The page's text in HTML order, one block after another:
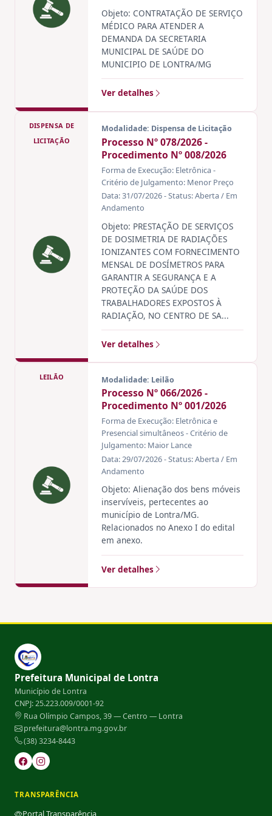
Objeto: CONTRATAÇÃO DE SERVIÇO
MÉDICO PARA ATENDER A
DEMANDA DA SECRETARIA
MUNICIPAL DE SAÚDE DO
MUNICIPIO DE LONTRA/MG
Ver detalhes
DISPENSA DE
LICITAÇÃO
Modalidade: Dispensa de Licitação
Processo Nº 078/2026 -
Procedimento Nº 008/2026
Forma de Execução: Eletrônica -
Critério de Julgamento: Menor Preço
Data: 31/07/2026 - Status: Aberta / Em
Andamento
Objeto: PRESTAÇÃO DE SERVIÇOS
DE DOSIMETRIA DE RADIAÇÕES
IONIZANTES COM FORNECIMENTO
MENSAL DE DOSÍMETROS PARA
GARANTIR A SEGURANÇA E A
PROTEÇÃO DA SAÚDE DOS
TRABALHADORES EXPOSTOS À
RADIAÇÃO, NO CENTRO DE SA...
Ver detalhes
LEILÃO Modalidade: Leilão
Processo Nº 066/2026 -
Procedimento Nº 001/2026
Forma de Execução: Eletrônica e
Presencial simultâneos - Critério de
Julgamento: Maior Lance
Data: 29/07/2026 - Status: Aberta / Em
Andamento
Objeto: Alienação dos bens móveis
inservíveis, pertecentes ao
município de Lontra/MG.
Relacionados no Anexo I do edital
em anexo.
Ver detalhes
Prefeitura Municipal de Lontra
Município de Lontra
CNPJ: 25.223.009/0001-92
Rua Olímpio Campos, 39 — Centro — Lontra
prefeitura@lontra.mg.gov.br
(38) 3234-8443
TRANSPARÊNCIA
Portal Transparência